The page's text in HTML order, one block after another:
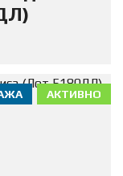
АКТИВНО